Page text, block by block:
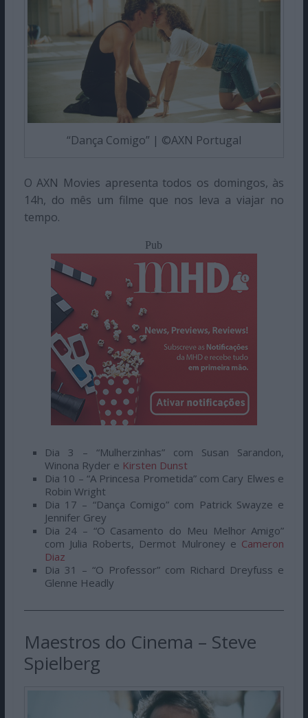
“Dança Comigo” | ©AXN Portugal
O AXN Movies apresenta todos os domingos, às
14h, do mês um filme que nos leva a viajar no
tempo.
Pub
Dia 3 – “Mulherzinhas” com Susan Sarandon,
Winona Ryder e Kirsten Dunst
Dia 10 – “A Princesa Prometida” com Cary Elwes e
Robin Wright
Dia 17 – “Dança Comigo” com Patrick Swayze e
Jennifer Grey
Dia 24 – “O Casamento do Meu Melhor Amigo”
com Julia Roberts, Dermot Mulroney e Cameron
Diaz
Dia 31 – “O Professor” com Richard Dreyfuss e
Glenne Headly
Maestros do Cinema – Steve
Spielberg